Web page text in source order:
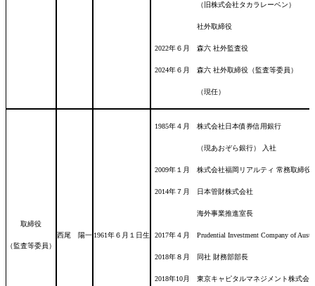
（旧株式会社タカラレーベン）
社外取締役
2022年６月 森六 社外監査役
2024年６月 森六 社外取締役（監査等委員）
（現任）
取締役
（監査等委員）
西尾 陽一 1961年６月１日生
1985年４月 株式会社日本債券信用銀行
（現あおぞら銀行） 入社
2009年１月 株式会社福岡リアルティ 常務取締役
2014年７月 日本管財株式会社
海外事業推進室長
2017年４月 Prudential Investment Company of
2018年８月 同社 財務部部長
2018年10月 東京キャピタルマネジメント株式会